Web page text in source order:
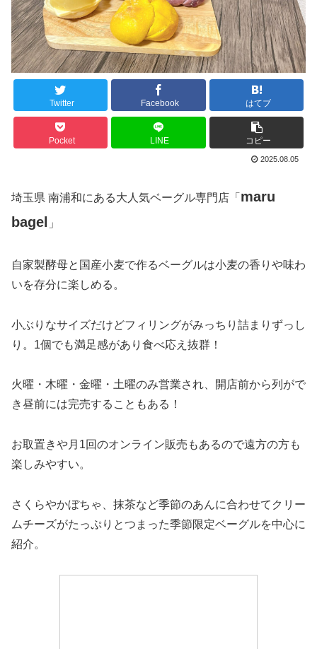
Twitter Facebook はてブ
Pocket LINE コピー
2025.08.05
埼玉県 南浦和にある大人気ベーグル専門店「 maru
bagel
」
自家製酵母と国産小麦で作るベーグルは小麦の香りや味わ
いを存分に楽しめる。
小ぶりなサイズだけどフィリングがみっちり詰まりずっし
り。1個でも満足感があり食べ応え抜群！
火曜・木曜・金曜・土曜のみ営業され、開店前から列がで
き昼前には完売することもある！
お取置きや月1回のオンライン販売もあるので遠方の方も
楽しみやすい。
さくらやかぼちゃ、抹茶など季節のあんに合わせてクリー
ムチーズがたっぷりとつまった季節限定ベーグルを中心に
紹介。